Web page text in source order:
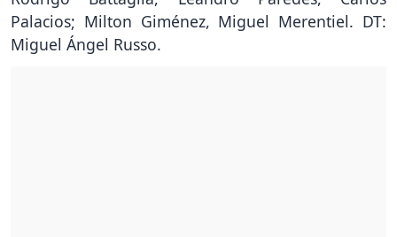
Palacios; Milton Giménez, Miguel Merentiel. DT:
Miguel Ángel Russo.